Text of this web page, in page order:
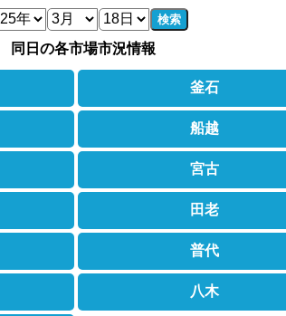
検索
同日の各市場市況情報
釜石
船越
宮古
田老
普代
八木